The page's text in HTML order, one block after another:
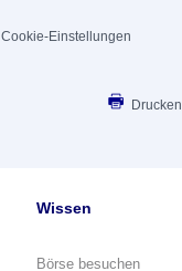
Cookie-Einstellungen
Drucken
Wissen
Börse besuchen